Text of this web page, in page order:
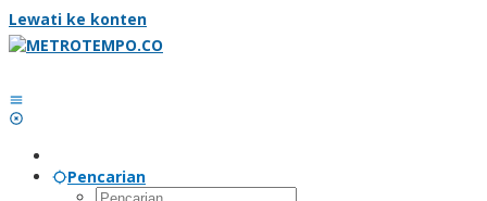
Lewati ke konten
Pencarian